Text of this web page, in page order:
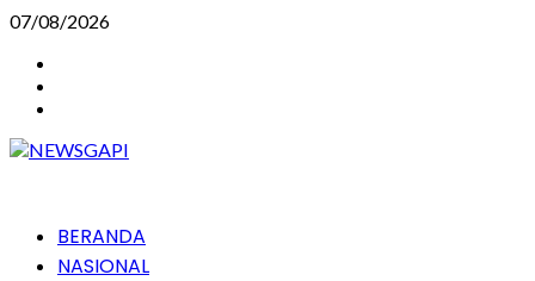
Skip
content
07/08/2026
PrimaryBERANDA
NASIONAL